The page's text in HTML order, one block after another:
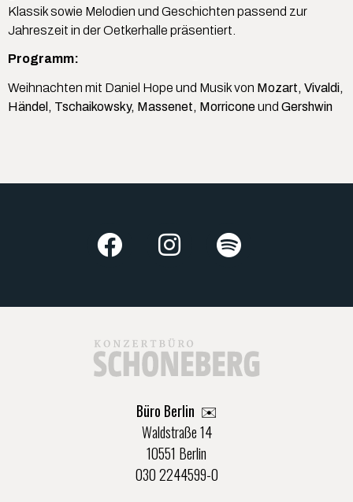
Klassik sowie Melodien und Geschichten passend zur
Jahreszeit in der Oetkerhalle präsentiert.
Programm:
Weihnachten mit Daniel Hope und Musik von Mozart, Vivaldi,
Händel, Tschaikowsky, Massenet, Morriconeund Gershwin
Büro Berlin ✉️
Waldstraße 14
10551 Berlin
030 2244599-0